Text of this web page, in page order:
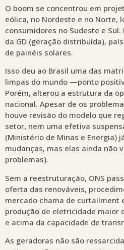
O boom se concentrou em
eólica, no Nordeste e no Norte,
consumidores no Sudeste e
da GD (geração distribuída),
de painéis solares.
Isso deu ao Brasil uma das
limpas do mundo —ponto
Porém, alterou a estrutura da
nacional. Apesar de os
houve revisão do modelo que
setor, nem uma efetiva
(Ministério de Minas e Energia)
mudanças, mas elas ainda não
problemas).
Sem a reestruturação, ONS
oferta das renováveis,
mercado chama de curtailment
produção de eletricidade maior
e acima da capacidade de
As geradoras não são